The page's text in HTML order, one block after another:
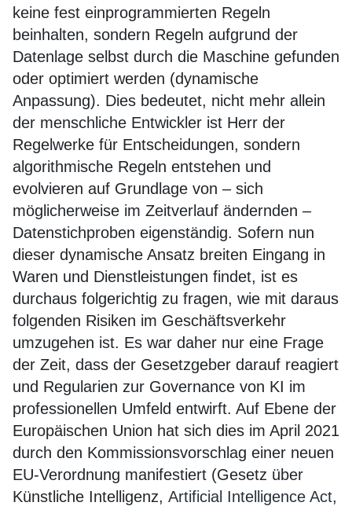
keine fest einprogrammierten Regeln
beinhalten, sondern Regeln aufgrund der
Datenlage selbst durch die Maschine gefunden
oder optimiert werden (dynamische
Anpassung). Dies bedeutet, nicht mehr allein
der menschliche Entwickler ist Herr der
Regelwerke für Entscheidungen, sondern
algorithmische Regeln entstehen und
evolvieren auf Grundlage von – sich
möglicherweise im Zeitverlauf ändernden –
Datenstichproben eigenständig. Sofern nun
dieser dynamische Ansatz breiten Eingang in
Waren und Dienstleistungen findet, ist es
durchaus folgerichtig zu fragen, wie mit daraus
folgenden Risiken im Geschäftsverkehr
umzugehen ist. Es war daher nur eine Frage
der Zeit, dass der Gesetzgeber darauf reagiert
und Regularien zur Governance von KI im
professionellen Umfeld entwirft. Auf Ebene der
Europäischen Union hat sich dies im April 2021
durch den Kommissionsvorschlag einer neuen
EU-Verordnung manifestiert (Gesetz über
Künstliche Intelligenz, Artificial Intelligence Act,